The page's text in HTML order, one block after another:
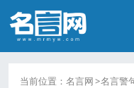
当前位置： 名言网 名言警